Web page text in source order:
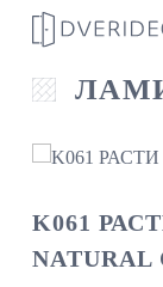
K061
NATURAL